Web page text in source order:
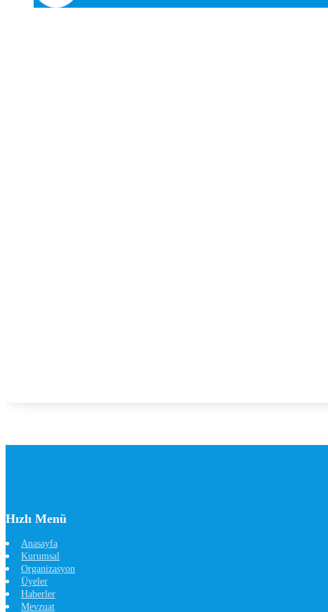
Hızlı Menü
Anasayfa
Kurumsal
Organizasyon
Üyeler
Haberler
Mevzuat